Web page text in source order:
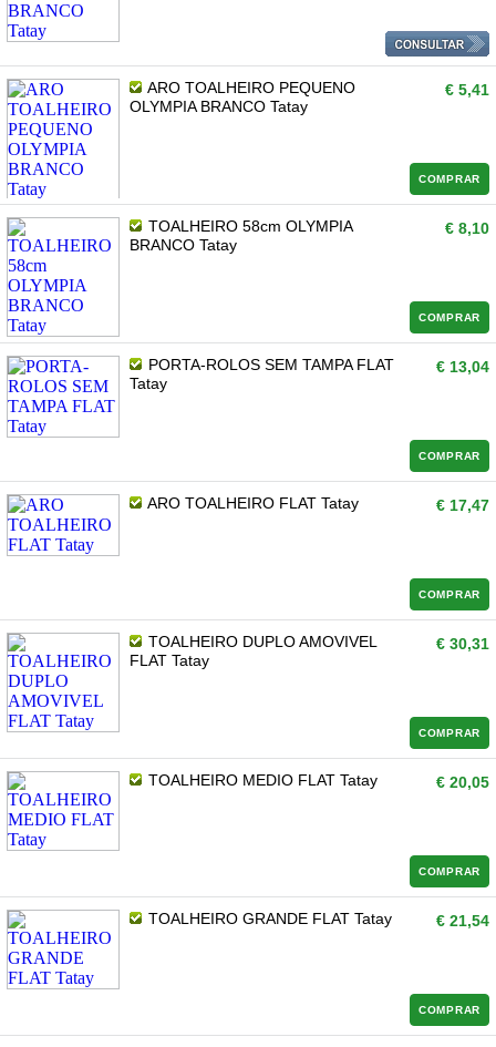
ARO TOALHEIRO PEQUENO
OLYMPIA BRANCO Tatay
€ 5,41
COMPRAR
TOALHEIRO 58cm OLYMPIA
BRANCO Tatay
€ 8,10
COMPRAR
PORTA-ROLOS SEM TAMPA FLAT
Tatay
€ 13,04
COMPRAR
ARO TOALHEIRO FLAT Tatay € 17,47
COMPRAR
TOALHEIRO DUPLO AMOVIVEL
FLAT Tatay
€ 30,31
COMPRAR
TOALHEIRO MEDIO FLAT Tatay € 20,05
COMPRAR
TOALHEIRO GRANDE FLAT Tatay € 21,54
COMPRAR